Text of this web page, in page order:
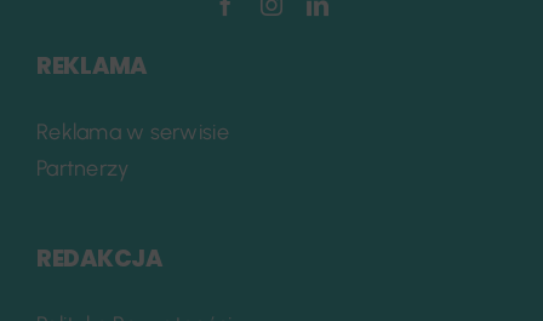
REKLAMA
Reklama w serwisie
Partnerzy
REDAKCJA